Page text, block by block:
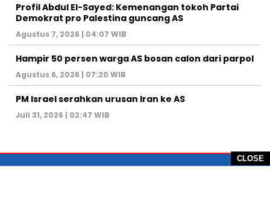
CLOSE
Profil Abdul El-Sayed: Kemenangan tokoh Partai
Demokrat pro Palestina guncang AS
Agustus 7, 2026 | 04:07 WIB
Hampir 50 persen warga AS bosan calon dari parpol
Agustus 6, 2026 | 07:20 WIB
PM Israel serahkan urusan Iran ke AS
Juli 31, 2026 | 02:47 WIB